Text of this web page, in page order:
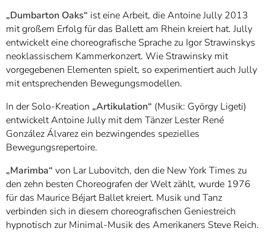
„Dumbarton Oaks“ ist eine Arbeit, die Antoine Jully 2013
mit großem Erfolg für das Ballett am Rhein kreiert hat. Jully
entwickelt eine choreografische Sprache zu Igor Strawinskys
neoklassischem Kammerkonzert. Wie Strawinsky mit
vorgegebenen Elementen spielt, so experimentiert auch Jully
mit entsprechenden Bewegungsmodellen.
In der Solo-Kreation „Artikulation“ (Musik: György Ligeti)
entwickelt Antoine Jully mit dem Tänzer Lester René
González Álvarez ein bezwingendes spezielles
Bewegungsrepertoire.
„Marimba“ von Lar Lubovitch, den die New York Times zu
den zehn besten Choreografen der Welt zählt, wurde 1976
für das Maurice Béjart Ballet kreiert. Musik und Tanz
verbinden sich in diesem choreografischen Geniestreich
hypnotisch zur Minimal-Musik des Amerikaners Steve Reich.